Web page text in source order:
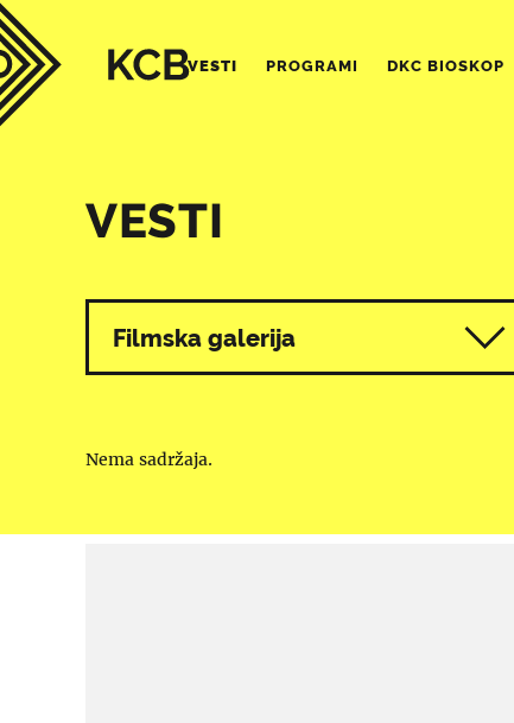
VESTI PROGRAMI DKC BIOSKOP
VESTI
Svi programi
Filmska galerija
Nema sadržaja.